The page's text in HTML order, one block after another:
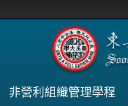
非營利組織管理學程